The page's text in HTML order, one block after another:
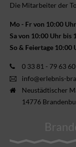
Die Mitarbeiter der
Mo - Fr von 10:00
Sa von 10:00 Uhr bis
So & Feiertage 10:00
0 33 81 - 79 63 60
info@erlebnis-
Neustädtischer
14776